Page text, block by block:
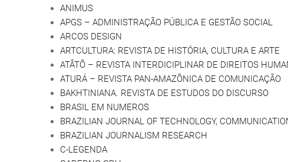
ANIMUS
APGS – ADMINISTRAÇÃO PÚBLICA E GESTÃO SOCIAL
ARCOS DESIGN
ARTCULTURA: REVISTA DE HISTÓRIA, CULTURA E ARTE
ATÂTÔ – REVISTA INTERDICIPLINAR DE DIREITOS
ATURÁ – REVISTA PAN-AMAZÔNICA DE COMUNICAÇÃO
BAKHTINIANA. REVISTA DE ESTUDOS DO DISCURSO
BRASIL EM NUMEROS
BRAZILIAN JOURNAL OF TECHNOLOGY,
BRAZILIAN JOURNALISM RESEARCH
C-LEGENDA